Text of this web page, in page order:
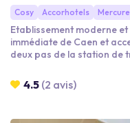
Cosy Accorhotels Mercure
Etablissement moderne
immédiate de Caen et
deux pas de la station de
d'entreprise.
4.5 (2 avis)